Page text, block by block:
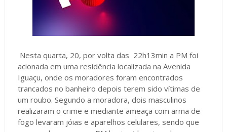
Nesta quarta, 20, por volta das 22h13min a PM foi
acionada em uma residência localizada na Avenida
Iguaçu, onde os moradores foram encontrados
trancados no banheiro depois terem sido vítimas de
um roubo. Segundo a moradora, dois masculinos
realizaram o crime e mediante ameaça com arma de
fogo levaram jóias e aparelhos celulares, sendo que